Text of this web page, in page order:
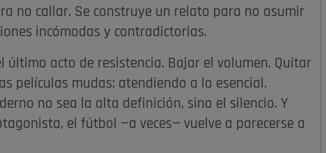
no callar. Se construye un relato para no asumir
incómodas y contradictorias.
acto de resistencia. Bajar el volumen. Quitar
películas mudas: atendiendo a lo esencial.
no sea la alta definición, sino el silencio. Y
el fútbol —a veces— vuelve a parecerse a